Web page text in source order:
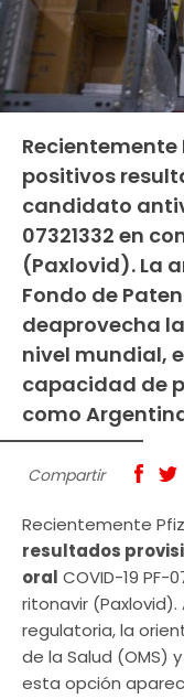
positivos
candidato
07321332 en
(Paxlovid). La
Fondo de
deaprovecha
nivel mundial,
capacidad de
como
Compartir
Recientemente
resultados
oral COVID-19 PF-
ritonavir
regulatoria, la
de la Salud (OMS)
esta opción